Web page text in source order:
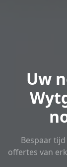
Uw
Bespaar
offertes van